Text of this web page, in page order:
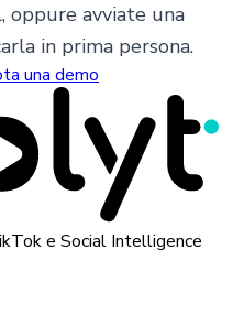
oppure avviate una
in prima persona.
una demo
e Social Intelligence